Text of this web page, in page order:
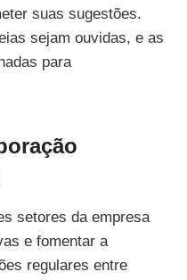
suas sugestões.
sejam ouvidas, e as
para
setores da empresa
e fomentar a
regulares entre